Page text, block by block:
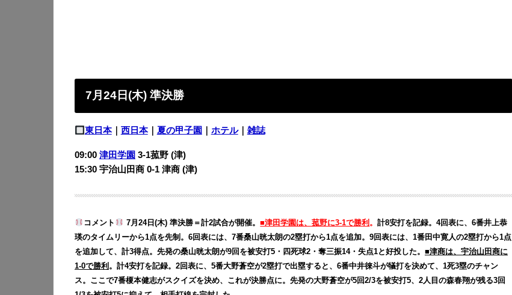
7月24日(木) 準決勝
東日本｜ 西日本｜ 夏の甲子園 ホテル｜ 雑誌
09:00 津田学園 3-1菰野 (津)
15:30 宇治山田商 0-1 津商 (津)
コメント 7月24日(木) 準決勝＝計2試合が開催。■津田学園は、菰野に3-1で勝利 。計8安打を記録。4回表に、6番井上恭
瑛のタイムリーから1点を先制。6回表には、7番桑山晄太朗の2塁打から1点を追加。9回表には、1番田中寛人の2塁打から1点
を追加して、計3得点。先発の桑山晄太朗が9回を被安打5・四死球2・奪三振14・失点1と好投した。 ■津商は、宇治山田商に
1-0で勝利 。計4安打を記録。2回表に、5番大野蒼空が2塁打で出塁すると、6番中井徠斗が犠打を決めて、1死3塁のチャン
ス。ここで7番榎本健志がスクイズを決め、これが決勝点に。先発の大野蒼空が5回2/3を被安打5、2人目の森春翔が残る3回